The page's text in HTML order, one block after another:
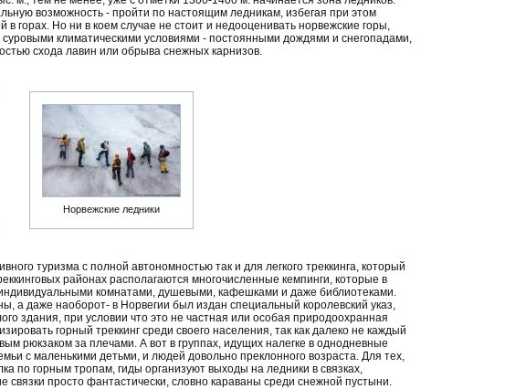
возможность - пройти по настоящим ледникам, избегая при этом
Но ни в коем случае не стоит и недооценивать норвежские горы,
климатическими условиями - постоянными дождями и снегопадами,
схода лавин или обрыва снежных карнизов.
Норвежские ледники
туризма с полной автономностью так и для легкого треккинга, который
районах располагаются многочисленные кемпинги, которые в
комнатами, душевыми, кафешками и даже библиотеками.
а даже наоборот- в Норвегии был издан специальный королевский указ,
здания, при условии что это не частная или особая природоохранная
горный треккинг среди своего населения, так как далеко не каждый
рюкзаком за плечами. А вот в группах, идущих налегке в однодневные
с маленькими детьми, и людей довольно преклонного возраста. Для тех,
по горным тропам, гиды организуют выходы на ледники в связках,
связки просто фантастически, словно караваны среди снежной пустыни.